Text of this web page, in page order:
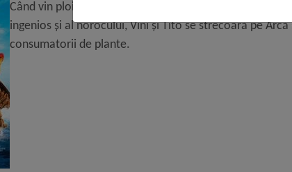
Când vin ploile, doar un mascul și o femelă din fiecare
ingenios și al norocului, Vini și Tito se strecoară pe
consumatorii de plante.